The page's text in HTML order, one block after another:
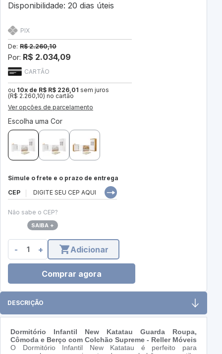
Disponibilidade: 20 dias úteis
CARTÃO
ou 10x de R$ R$ 226,01 sem juros
(R$ 2.260,10) no cartão
Ver opções de parcelamento
PIX
De: R$ 2.260,10
Por: R$ 2.034,09
Escolha uma Cor
Simule o frete e o prazo de entrega
CEP
Não sabe o CEP?
SAIBA +
- + Adicionar
Comprar agora
DESCRIÇÃO
Dormitório Infantil New Katatau Guarda Roupa,
Cômoda e Berço com Colchão Supreme - Reller Móveis
O Dormitório Infantil New Katatau é perfeito para